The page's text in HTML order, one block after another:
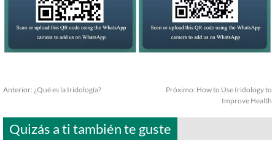
Anterior: ¿Qué es la Iridología? Próximo: How to Use Iridology to
Improve Health
Quizás a ti también te guste